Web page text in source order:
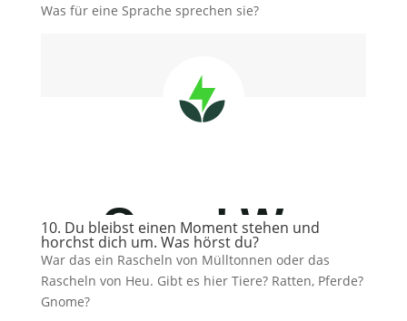
Was für eine Sprache sprechen sie?
10. Du bleibst einen Moment stehen und
horchst dich um. Was hörst du?
War das ein Rascheln von Mülltonnen oder das
Rascheln von Heu. Gibt es hier Tiere? Ratten, Pferde?
Gnome?